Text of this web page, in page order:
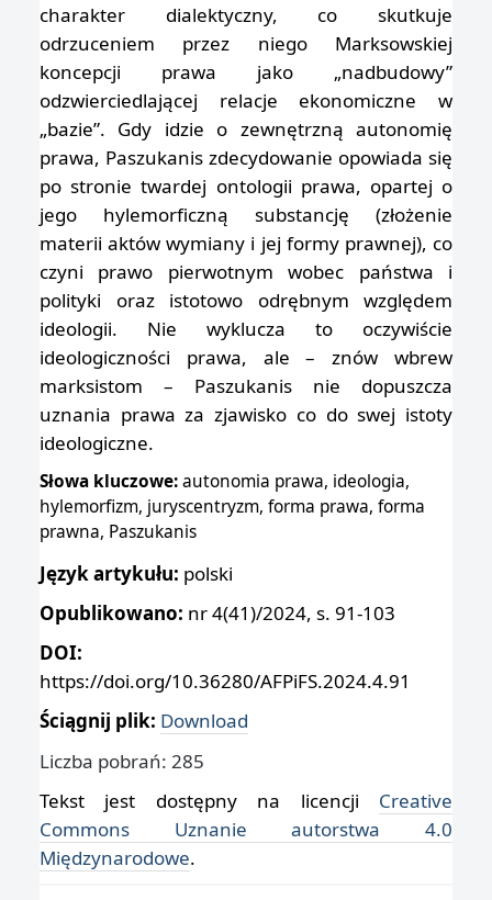
charakter dialektyczny, co skutkuje
odrzuceniem przez niego Marksowskiej
koncepcji prawa jako „nadbudowy”
odzwierciedlającej relacje ekonomiczne w
„bazie”. Gdy idzie o zewnętrzną autonomię
prawa, Paszukanis zdecydowanie opowiada się
po stronie twardej ontologii prawa, opartej o
jego hylemorficzną substancję (złożenie
materii aktów wymiany i jej formy prawnej), co
czyni prawo pierwotnym wobec państwa i
polityki oraz istotowo odrębnym względem
ideologii. Nie wyklucza to oczywiście
ideologiczności prawa, ale – znów wbrew
marksistom – Paszukanis nie dopuszcza
uznania prawa za zjawisko co do swej istoty
ideologiczne.
Słowa kluczowe:autonomia prawa, ideologia,
hylemorfizm, juryscentryzm, forma prawa, forma
prawna, Paszukanis
Język artykułu: polski
Opublikowano: nr 4(41)/2024, s. 91-103
DOI:
https://doi.org/10.36280/AFPiFS.2024.4.91
Ściągnij plik: Download
Liczba pobrań: 285
Tekst jest dostępny na licencji Creative
Commons Uznanie autorstwa 4.0
Międzynarodowe.